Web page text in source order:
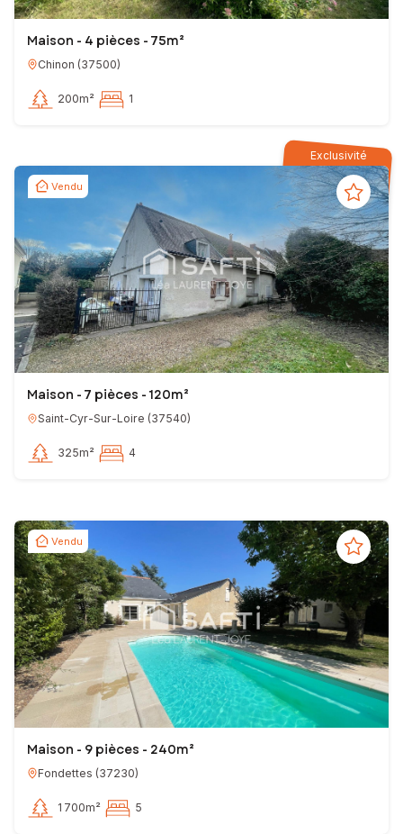
Maison - 4 pièces - 75m²
Chinon (37500)
200m² 1
Exclusivité
Vendu
Maison - 7 pièces - 120m²
Saint-Cyr-Sur-Loire (37540)
325m² 4
Vendu
Maison - 9 pièces - 240m²
Fondettes (37230)
1 700m² 5